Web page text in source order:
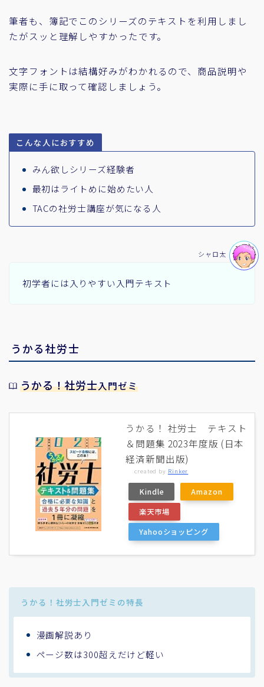
筆者も、簿記でこのシリーズのテキストを利用しまし
たがスッと理解しやすかったです。
文字フォントは結構好みがわかれるので、商品説明や
実際に手に取って確認しましょう。
こんな人におすすめ
みん欲しシリーズ経験者
最初はライトめに始めたい人
TACの社労士講座が気になる人
初学者には入りやすい入門テキスト
シャロ太
うかる社労士
うかる！社労士入門ゼミ
うかる！ 社労士 テキスト
＆問題集 2023年度版 (日本
経済新聞出版)
created by Rinker
Kindle
Amazon
楽天市場
Yahooショッピング
うかる！社労士入門ゼミの特長
漫画解説あり
ページ数は300超えだけど軽い